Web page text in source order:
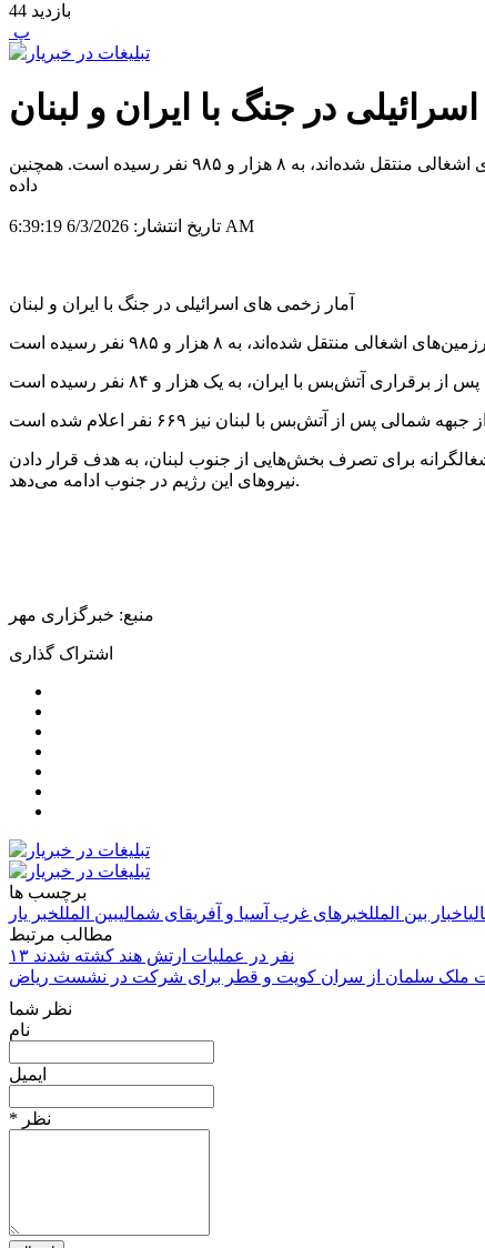
44 بازدید
‍ پ
در جنگ با ایران و لبنان
به گزارش خبر یار به نقل از المیادین ، بر اساس این آمار، مجموع مجروحانی که از آغاز جنگ علیه ایران و لبنان به بیمارستان‌های سرزمین‌های اشغالی منتقل شده‌اند، به ۸ هزار و ۹۸۵ نفر رسیده است. همچنین
تاریخ انتشار: 6/3/2026 6:39:19 AM
آمار زخمی های اسرائیلی در جنگ با ایران و لبنان
برای تصرف بخش‌هایی از جنوب لبنان، به هدف قرار دادن
نیروهای این رژیم در جنوب ادامه می‌دهد.
منبع: خبرگزاری مهر
اشتراک گذاری
برچسب ها
اخبار بین المللخبرهای غرب آسیا و آفریقای شمالیبین المللخبر یار
مطالب مرتبط
۱۳ نفر در عملیات ارتش هند کشته شدند
ملک سلمان از سران کویت و قطر برای شرکت در نشست ریاض
نظر شما
نام
ایمیل
* نظر